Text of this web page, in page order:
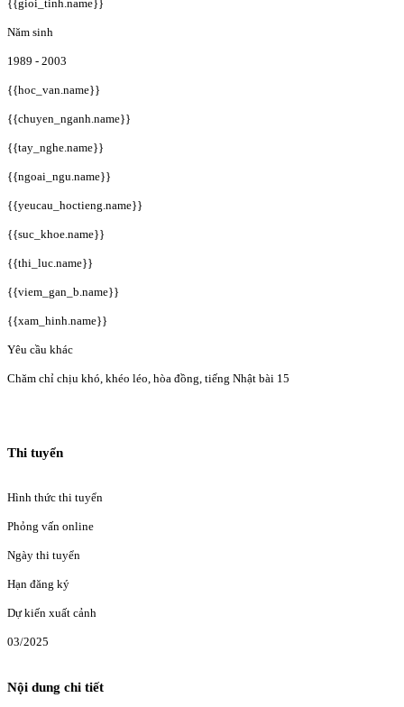
{{gioi_tinh.name}}
Năm sinh
1989 - 2003
{{hoc_van.name}}
{{chuyen_nganh.name}}
{{tay_nghe.name}}
{{ngoai_ngu.name}}
{{yeucau_hoctieng.name}}
{{suc_khoe.name}}
{{thi_luc.name}}
{{viem_gan_b.name}}
{{xam_hinh.name}}
Yêu cầu khác
Chăm chỉ chịu khó, khéo léo, hòa đồng, tiếng Nhật bài 15
Thi tuyển
Hình thức thi tuyển
Phỏng vấn online
Ngày thi tuyển
Hạn đăng ký
Dự kiến xuất cảnh
03/2025
Nội dung chi tiết